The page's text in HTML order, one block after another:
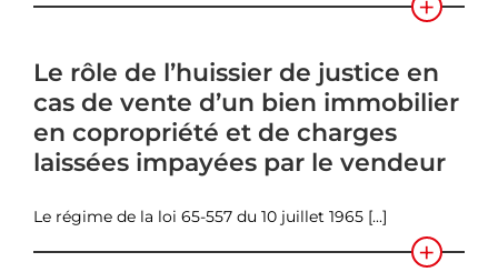
Le rôle de l’huissier de justice en
cas de vente d’un bien immobilier
en copropriété et de charges
laissées impayées par le vendeur
Le régime de la loi 65-557 du 10 juillet 1965 [...]